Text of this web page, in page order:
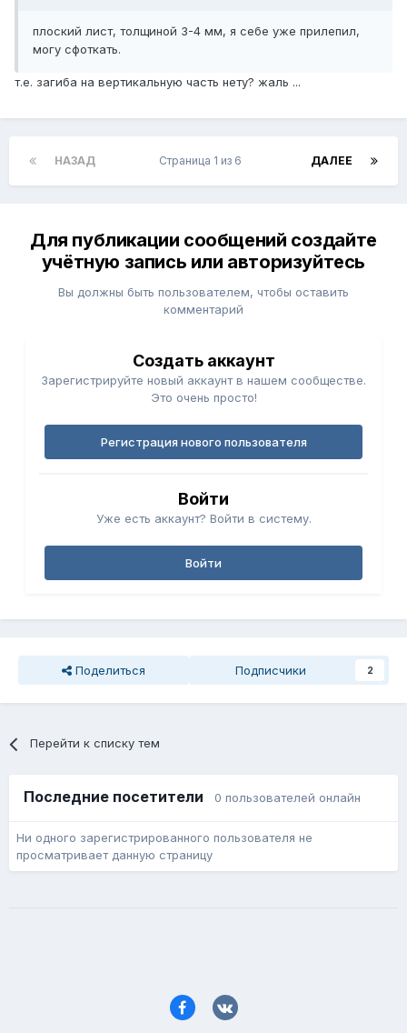
плоский лист, толщиной 3-4 мм, я себе уже прилепил,
могу сфоткать.
т.е. загиба на вертикальную часть нету? жаль ...
НАЗАД ДАЛЕЕ
Страница 1 из 6
Для публикации сообщений создайте
учётную запись или авторизуйтесь
Вы должны быть пользователем, чтобы оставить
комментарий
Создать аккаунт
Зарегистрируйте новый аккаунт в нашем сообществе.
Это очень просто!
Регистрация нового пользователя
Войти
Уже есть аккаунт? Войти в систему.
Войти
Поделиться Подписчики 2
Перейти к списку тем
Последние посетители 0 пользователей онлайн
Ни одного зарегистрированного пользователя не
просматривает данную страницу